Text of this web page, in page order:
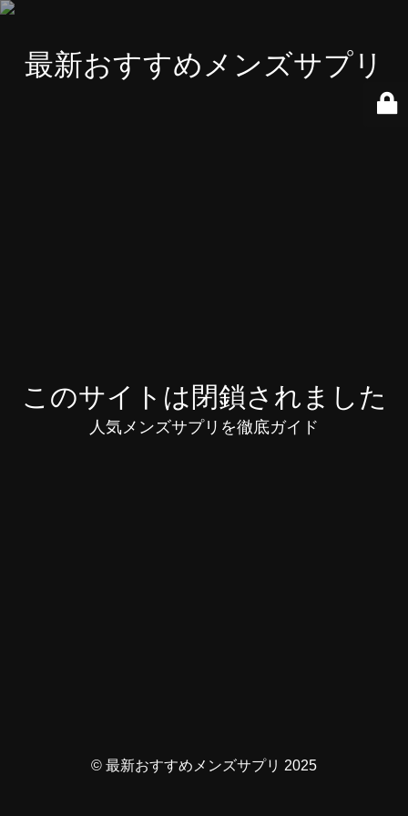
最新おすすめメンズサプリ
このサイトは閉鎖されました
人気メンズサプリを徹底ガイド
© 最新おすすめメンズサプリ 2025